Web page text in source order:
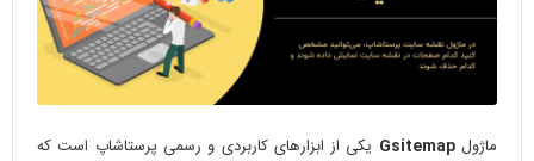
ماژولGsitemap یکی از ابزارهای کاربردی و رسمی پرستاشاپ است که